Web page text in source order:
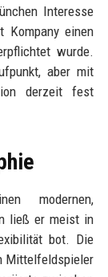
Interesse
Kompany einen
wurde.
aber mit
derzeit fest
modernen,
ließ er meist in
bot. Die
Mittelfeldspieler